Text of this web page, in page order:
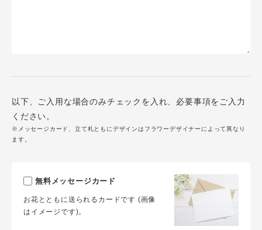
以下、ご入用な場合のみチェックを入れ、必要事項をご入力
ください。
※メッセージカード、立て札ともにデザインはフラワーデザイナーによって異なり
ます。
無料メッセージカード
お花とともに送られるカードです (画像
はイメージです)。